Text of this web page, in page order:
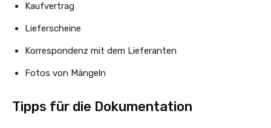
Kaufvertrag
Lieferscheine
Korrespondenz mit dem Lieferanten
Fotos von Mängeln
Tipps für die Dokumentation